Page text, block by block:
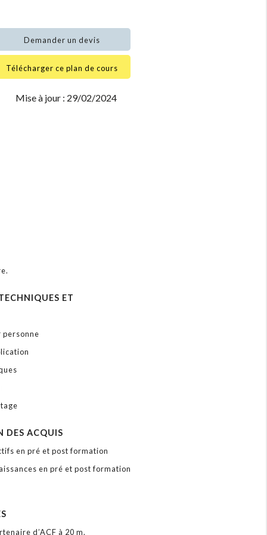
Demander un devis
Télécharger ce plan de cours
Mise à jour : 29/02/2024
ET
personne
DES ACQUIS
en pré et post formation
en pré et post formation
d’ACF à 20 m.